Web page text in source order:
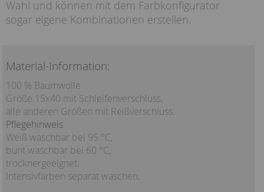
Wahl und können mit dem Farbkonfigurator
sogar eigene Kombinationen erstellen.
Material-Information:
100 % Baumwolle
Größe 15x40 mit Schleifenverschluss,
alle anderen Größen mit Reißverschluss.
Pflegehinweis
Weiß waschbar bei 95 °C,
bunt waschbar bei 60 °C,
trocknergeeignet.
Intensivfarben separat waschen.